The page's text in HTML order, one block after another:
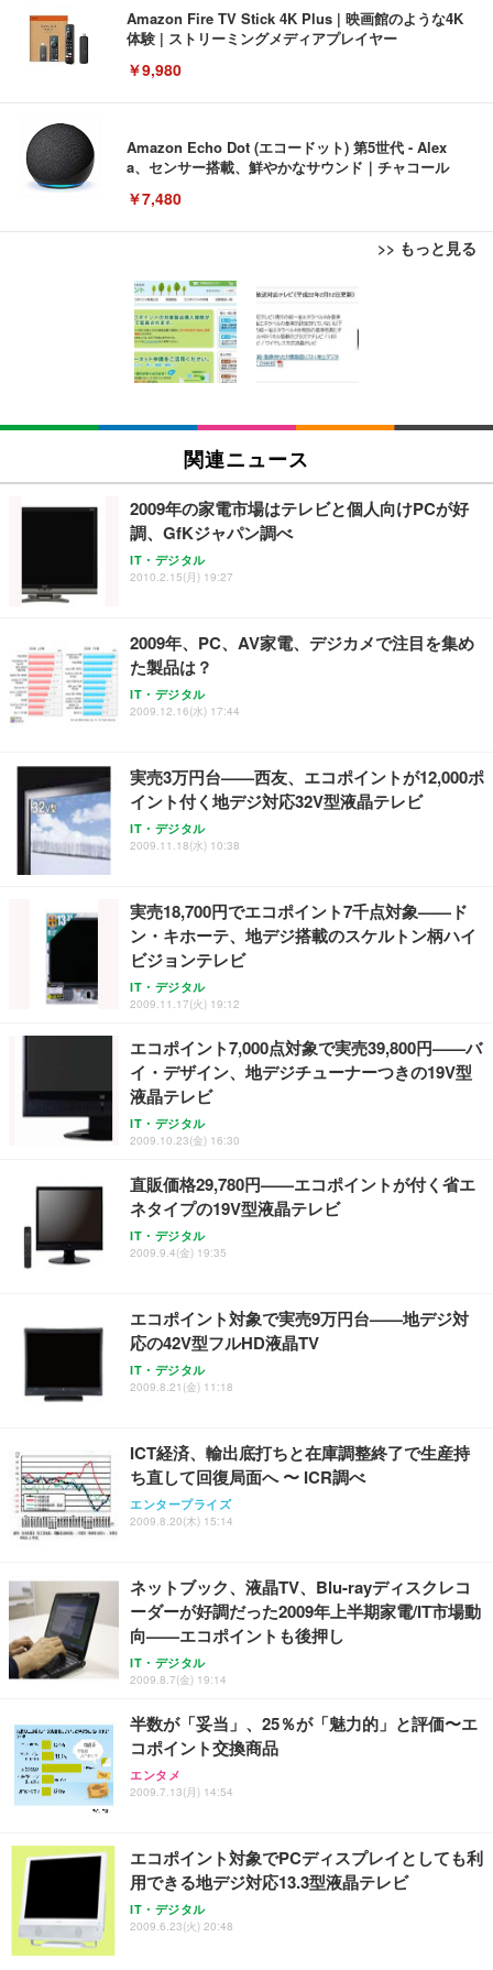
Amazon Fire TV Stick 4K Plus | 映画館のような4K
体験 | ストリーミングメディアプレイヤー
￥9,980
Amazon Echo Dot (エコードット) 第5世代 - Alex
a、センサー搭載、鮮やかなサウンド｜チャコール
￥7,480
>> もっと見る
[EdoErgo] オフィスチェア 椅子 テレワーク 疲れな
い 跳ね上げ式アームレスト コンパクト 約105度ロッ
キング pc 事務椅子 360度回転 座面昇降 強化ナイロ
ン樹脂ベース 通気性メッシュ 在宅ワーク H-WY01
(黒網+黒枠+黒足)
￥5,699
SIHOO B100 オフィスチェア／デスクチェア メッシ
ュチェア 人間工学 疲れない ブラック
￥27,999
ワーク チェア 強化バックレスト 30度ロッキング機
能 人間工学 椅子 腰サポート 90度跳ね上げ式アーム
務用 おしゃれ パソコンチェア (ブラック)
Sezlife オフィスチェア デスクチェア 疲れない テレ
ワーク チェア 強化バックレスト 30度ロッキング機
能 人間工学 椅子 腰サポート 90度跳ね上げ式アーム
務用 おしゃれ パソコンチェア (ホワイト)
ANDWINT オフィスチェア デスクチェア 肘なし メ
ッシュ 通気性 ランバーサポート付き 腰サポート ガ
ス圧無段階昇降 360度回転 キャスター付き コンパク
EIZO ビジネス向けプレミアムモニター | FlexScan
EV3240X-WT | 31.5型4K UHD・USB Type-C・ホワ
イト
￥105,595
EIZO ビジネス向けプレミアムモニター | FlexScan
￥109,572
【純正品】27"ゲーミングモニター DualSense 充電
フック付き（CFI-ZDM1J）
【整備済み品】Dell E2724HS 27インチ 液晶モニタ
ー フルHD（1920×1080）VA 非光沢 HDMI/DisplayP
ort/VGA スピーカー内蔵 高さ調整 スイベル VESA対
【MiniLED/24.5inch/280Hz/FHD】GRAPHT THE S
HOOTER Gaming Monitor 24” Essential ゲーミン
グモニター QD 24.5インチ 1ms FHD 量子ドット 残
Amazonベーシック ペットシーツ 薄型 レギュラー 1
回使い捨て 無香料 ホワイト 300枚
￥3,373
Amazonベーシック ペットシーツ 厚型 ワイド 42枚
x2袋(84枚) ホワイト(吸収面:ライトブルー)
￥3,234
ネオ・ルーライフ ネオ・オムツ L 中型犬用 26枚入
り 単品
Smart Basic(スマートベーシック) 【Amazon.co.jp
限定】 Smart Basic アイリスオーヤマ ペットシーツ
超厚型 お徳用 ワイド 100枚入 (x 1) (ケース販売)
アイリスオーヤマ ペットシーツ 超厚型 お徳用 レギ
ュラー 200枚入【Amazon.co.jp限定】
関連ニュース
2009年の家電市場はテレビと個人向けPCが好
調、GfKジャパン調べ
IT・デジタル
2010.2.15(月) 19:27
2009年、PC、AV家電、デジカメで注目を集め
た製品は？
IT・デジタル
2009.12.16(水) 17:44
実売3万円台——西友、エコポイントが12,000ポ
イント付く地デジ対応32V型液晶テレビ
IT・デジタル
2009.11.18(水) 10:38
実売18,700円でエコポイント7千点対象——ド
ン・キホーテ、地デジ搭載のスケルトン柄ハイ
ビジョンテレビ
IT・デジタル
2009.11.17(火) 19:12
エコポイント7,000点対象で実売39,800円——バ
イ・デザイン、地デジチューナーつきの19V型
液晶テレビ
IT・デジタル
2009.10.23(金) 16:30
直販価格29,780円——エコポイントが付く省エ
ネタイプの19V型液晶テレビ
IT・デジタル
2009.9.4(金) 19:35
エコポイント対象で実売9万円台——地デジ対
応の42V型フルHD液晶TV
IT・デジタル
2009.8.21(金) 11:18
ICT経済、輸出底打ちと在庫調整終了で生産持
ち直して回復局面へ 〜 ICR調べ
エンタープライズ
2009.8.20(木) 15:14
ネットブック、液晶TV、Blu-rayディスクレコ
ーダーが好調だった2009年上半期家電/IT市場動
向——エコポイントも後押し
IT・デジタル
2009.8.7(金) 19:14
半数が「妥当」、25％が「魅力的」と評価〜エ
コポイント交換商品
エンタメ
2009.7.13(月) 14:54
エコポイント対象でPCディスプレイとしても利
用できる地デジ対応13.3型液晶テレビ
IT・デジタル
2009.6.23(火) 20:48